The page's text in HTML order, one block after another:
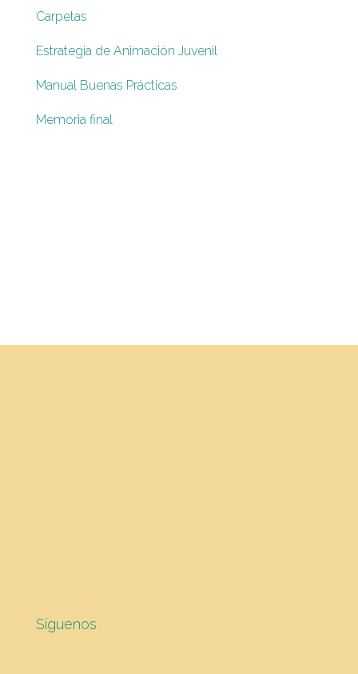
Carpetas
Estrategia de Animación Juvenil
Manual Buenas Prácticas
Memoria final
Síguenos